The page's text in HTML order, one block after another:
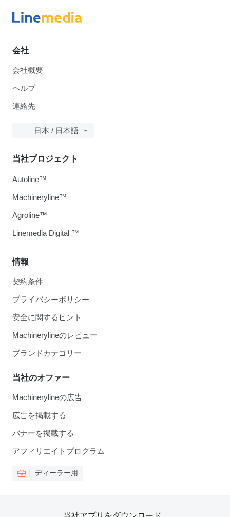
会社
会社概要
ヘルプ
連絡先
日本 / 日本語
情報
契約条件
プライバシーポリシー
安全に関するヒント
Machinerylineのレビュー
ブランドカテゴリー
当社のオファー
Machinerylineの広告
広告を掲載する
バナーを掲載する
アフィリエイトプログラム
ディーラー用
当社プロジェクト
Autoline™
Machineryline™
Agroline™
Linemedia Digital ™